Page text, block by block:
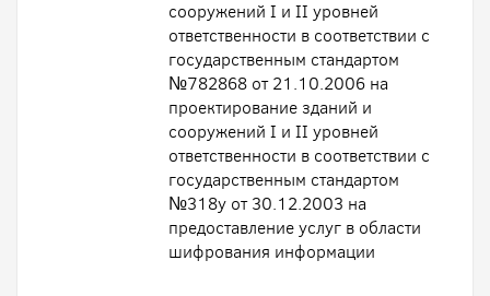
сооружений I и II уровней
ответственности в соответствии с
государственным стандартом
№782868 от 21.10.2006 на
проектирование зданий и
сооружений I и II уровней
ответственности в соответствии с
государственным стандартом
№318у от 30.12.2003 на
предоставление услуг в области
шифрования информации